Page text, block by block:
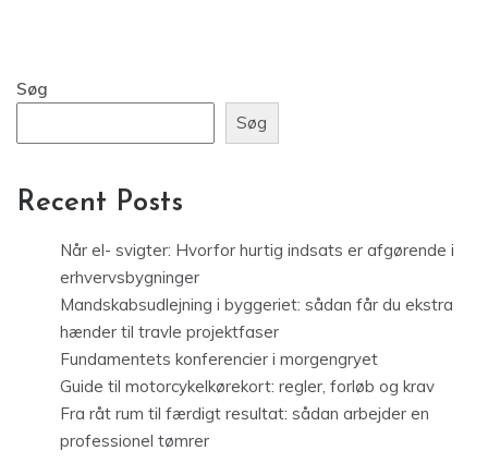
Søg
Søg
Recent Posts
Når el- svigter: Hvorfor hurtig indsats er afgørende i
erhvervsbygninger
Mandskabsudlejning i byggeriet: sådan får du ekstra
hænder til travle projektfaser
Fundamentets konferencier i morgengryet
Guide til motorcykelkørekort: regler, forløb og krav
Fra råt rum til færdigt resultat: sådan arbejder en
professionel tømrer